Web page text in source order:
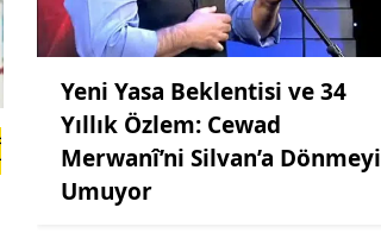
Yeni Yasa Beklentisi ve 34
Yıllık Özlem: Cewad
Merwanî’ni Silvan’a Dönmeyi
Umuyor